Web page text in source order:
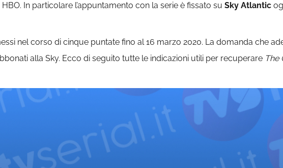
In particolare l’appuntamento con la serie è fissato su Sky Atlantic
nel corso di cinque puntate fino al 16 marzo 2020. La domanda che
alla Sky. Ecco di seguito tutte le indicazioni utili per recuperare The